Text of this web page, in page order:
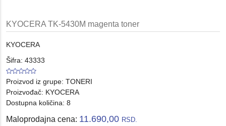
KYOCERA TK-5430M magenta toner
KYOCERA
Šifra: 43333
Proizvod iz grupe: TONERI
Proizvođač: KYOCERA
Dostupna količina: 8
Maloprodajna cena: 11.690,00 RSD.